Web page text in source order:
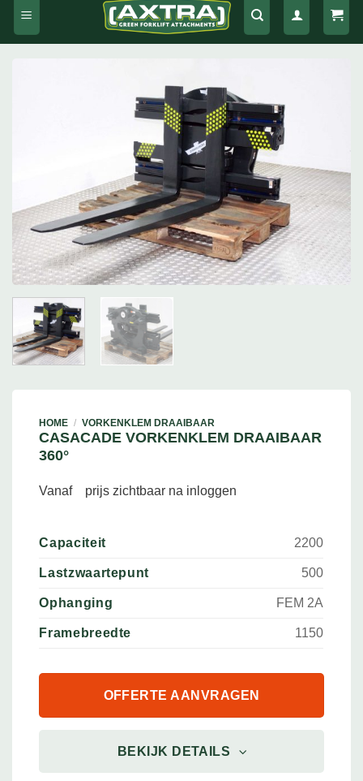
HOME / VORKENKLEM DRAAIBAAR
CASACADE VORKENKLEM DRAAIBAAR
360°
Vanaf prijs zichtbaar na inloggen
Capaciteit 2200
Lastzwaartepunt 500
Ophanging FEM 2A
Framebreedte 1150
OFFERTE AANVRAGEN
BEKIJK DETAILS